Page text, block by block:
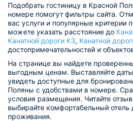
Подобрать гостиницу в Красной
номере помогут фильтры сайта.
вас услуги и популярные критерии
можете указать расстояние до
Канатной дороги К3, Канатной
достопримечательностей и
На странице вы найдете
выгодным ценам. Выставляйте
увидеть доступные для
Поляны с удобствами в номере.
условия размещения. Читайте
выбирайте комфортабельный отель
проживания.